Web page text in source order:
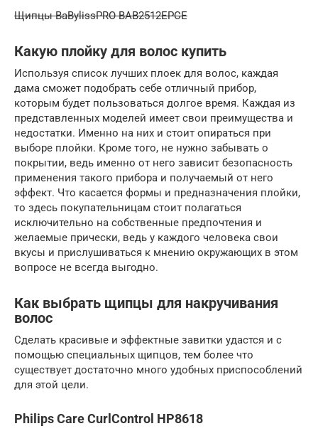
Щипцы BaBylissPRO BAB2512EPCE
Какую плойку для волос купить
Используя список лучших плоек для волос, каждая
дама сможет подобрать себе отличный прибор,
которым будет пользоваться долгое время. Каждая из
представленных моделей имеет свои преимущества и
недостатки. Именно на них и стоит опираться при
выборе плойки. Кроме того, не нужно забывать о
покрытии, ведь именно от него зависит безопасность
применения такого прибора и получаемый от него
эффект. Что касается формы и предназначения плойки,
то здесь покупательницам стоит полагаться
исключительно на собственные предпочтения и
желаемые прически, ведь у каждого человека свои
вкусы и прислушиваться к мнению окружающих в этом
вопросе не всегда выгодно.
Как выбрать щипцы для накручивания
волос
Сделать красивые и эффектные завитки удастся и с
помощью специальных щипцов, тем более что
существует достаточно много удобных приспособлений
для этой цели.
Philips Care CurlControl HP8618